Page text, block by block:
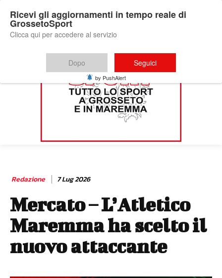
Redazione 7 Lug 2026
Mercato – L’Atletico
Maremma ha scelto il
nuovo attaccante
Ricevi gli aggiornamenti in tempo reale di
GrossetoSport
Clicca qui per accedere al servizio
Dopo Seguici
by PushAlert